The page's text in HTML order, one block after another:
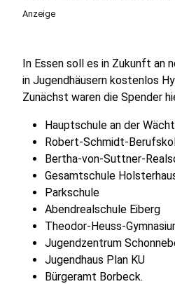
Anzeige
In Essen soll es in Zukunft an
in Jugendhäusern kostenlos
Zunächst waren die Spender
Hauptschule an der
Robert-Schmidt-
Bertha-von-Suttner-
Gesamtschule
Parkschule
Abendrealschule Eiberg
Theodor-Heuss-
Jugendzentrum
Jugendhaus Plan KU
Bürgeramt Borbeck.